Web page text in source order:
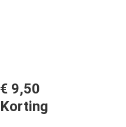
€ 9,50
Korting